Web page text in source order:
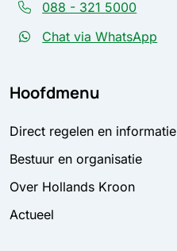
088 - 321 5000
Chat via WhatsApp
Hoofdmenu
Direct regelen en informatie
Bestuur en organisatie
Over Hollands Kroon
Actueel